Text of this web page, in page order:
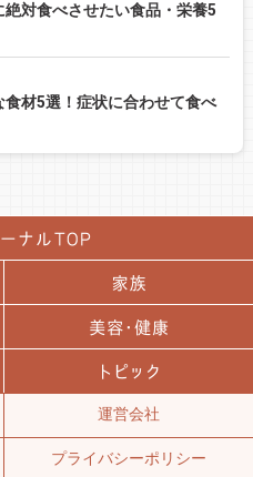
対食べさせたい食品・栄養5
食材5選！症状に合わせて食べ
運営会社
プライバシーポリシー